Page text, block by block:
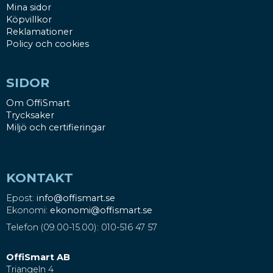
Mina sidor
Köpvillkor
Reklamationer
Policy och cookies
SIDOR
Om OffiSmart
Trycksaker
Miljö och certifieringar
KONTAKT
Epost: info@offismart.se
Ekonomi: ekonomi@offismart.se
Telefon (09.00-15.00): 010-516 47 57
OffiSmart AB
Triangeln 4